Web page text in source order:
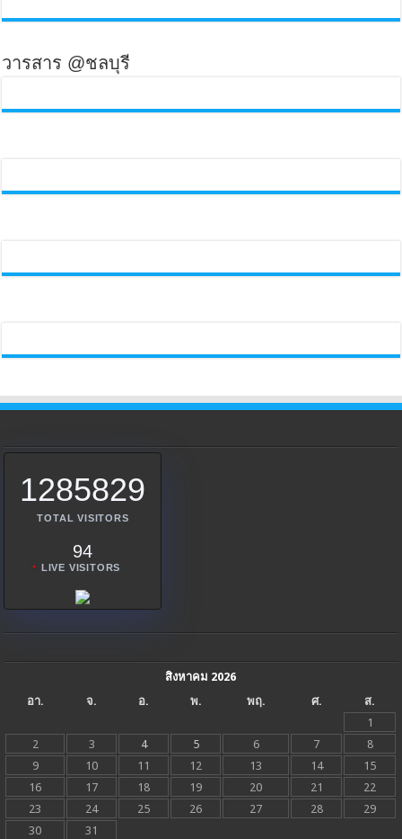
วารสาร @ชลบุรี
1285829
TOTAL VISITORS
94
LIVE VISITORS
สิงหาคม 2026
อา.
จ. อ. พ. พฤ. ศ.
ส.
1
2
3 4 5 6 7
8
9
10 11 12 13 14
15
16
17 18 19 20 21
22
23
24 25 26 27 28
29
30
31